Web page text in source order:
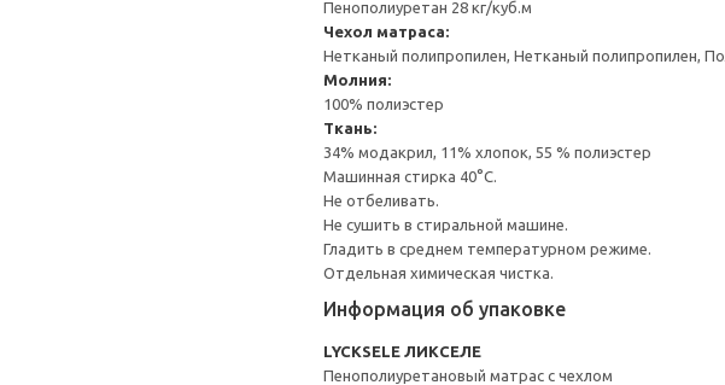
Пенополиуретан 28 кг/куб.м
Чехол матраса:
Нетканый полипропилен, Нетканый полипропилен,
Молния:
100% полиэстер
Ткань:
34% модакрил, 11% хлопок, 55 % полиэстер
Машинная стирка 40°С.
Не отбеливать.
Не сушить в стиральной машине.
Гладить в среднем температурном режиме.
Отдельная химическая чистка.
Информация об упаковке
LYCKSELE ЛИКСЕЛЕ
Пенополиуретановый матрас с чехлом